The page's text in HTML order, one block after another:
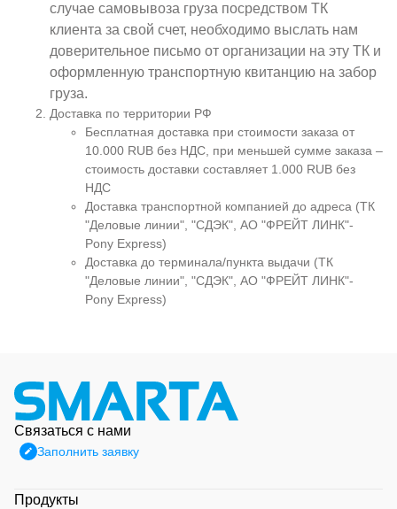
случае самовывоза груза посредством ТК
клиента за свой счет, необходимо выслать нам
доверительное письмо от организации на эту ТК и
оформленную транспортную квитанцию на забор
груза.
Доставка по территории РФ
Бесплатная доставка при стоимости заказа от
10.000 RUB без НДС, при меньшей сумме заказа –
стоимость доставки составляет 1.000 RUB без
НДС
Доставка транспортной компанией до адреса (ТК
"Деловые линии", "СДЭК", АО "ФРЕЙТ ЛИНК"-
Pony Express)
Доставка до терминала/пункта выдачи (ТК
"Деловые линии", "СДЭК", АО "ФРЕЙТ ЛИНК"-
Pony Express)
Связаться с нами
Заполнить заявку
Продукты